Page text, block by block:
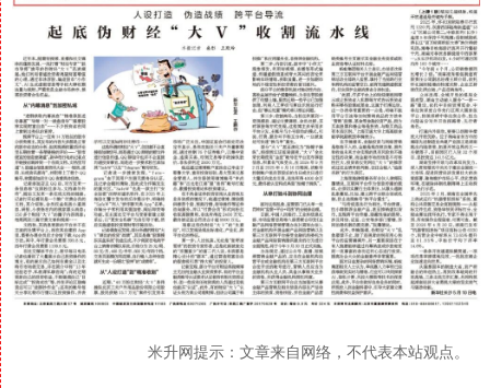
米升网提示：文章来自网络，不代表本站观点。